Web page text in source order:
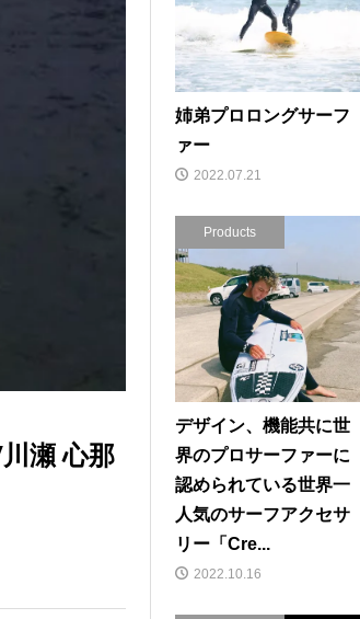
瀬 心那
姉弟プロロングサーフ
ァー
2022.07.21
Products
デザイン、機能共に世
界のプロサーファーに
認められている世界一
人気のサーフアクセサ
リー「Cre...
2022.10.16